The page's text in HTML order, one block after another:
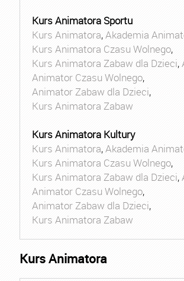
Kurs Animatora Sportu
Kurs Animatora,Akademia
Kurs Animatora Czasu Wolnego,
Kurs Animatora Zabaw dla Dzieci,
Animator Czasu Wolnego,
Animator Zabaw dla Dzieci,
Kurs Animatora Zabaw
Kurs Animatora Kultury
Kurs Animatora,Akademia
Kurs Animatora Czasu Wolnego,
Kurs Animatora Zabaw dla Dzieci,
Animator Czasu Wolnego,
Animator Zabaw dla Dzieci,
Kurs Animatora Zabaw
Kurs Animatora